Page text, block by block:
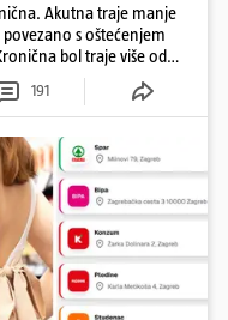
Akutna traje manje
s oštećenjem
bol traje više od
191